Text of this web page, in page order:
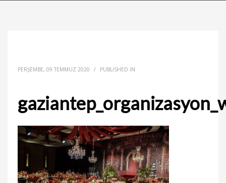
PERŞEMBE, 09 TEMMUZ 2020 / PUBLISHED IN